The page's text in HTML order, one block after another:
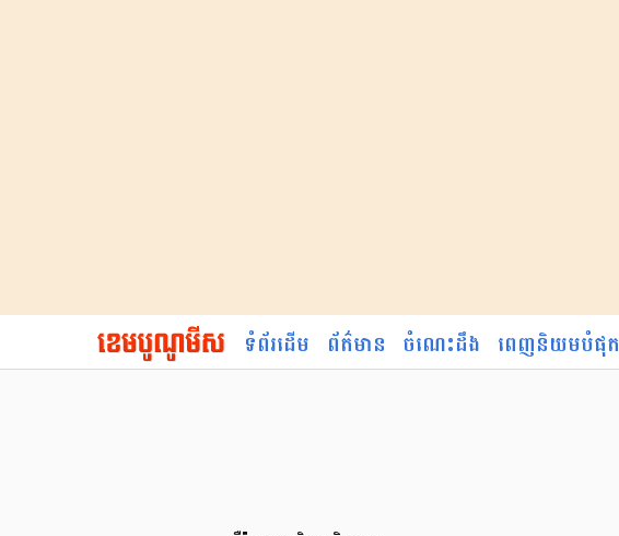
ទំព័រដើម ព័ត៌មាន ចំណេះដឹង ពេញនិយមបំផុត